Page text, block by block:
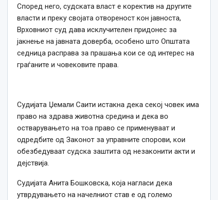
Според него, судската власт е коректив на другите
власти и преку својата отвореност кон јавноста,
Врховниот суд дава исклучителен придонес за
јакнење на јавната доверба, особено што Општата
седница расправа за прашања кои се од интерес на
граѓаните и човековите права.
Судијата Џемали Саити истакна дека секој човек има
право на здрава животна средина и дека во
остварувањето на тоа право се применуваат и
одредбите од Законот за управните спорови, кои
обезбедуваат судска заштита од незаконити акти и
дејствија.
Судијата Анита Бошковска, која нагласи дека
утврдувањето на начелниот став е од големо